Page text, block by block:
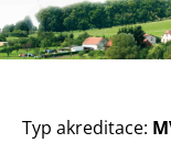
Typ akreditace: